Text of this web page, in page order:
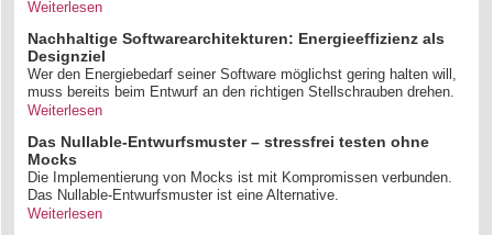
Weiterlesen
Nachhaltige Softwarearchitekturen: Energieeffizienz als
Designziel
Wer den Energiebedarf seiner Software möglichst gering halten will,
muss bereits beim Entwurf an den richtigen Stellschrauben drehen.
Weiterlesen
Das Nullable-Entwurfsmuster – stressfrei testen ohne
Mocks
Die Implementierung von Mocks ist mit Kompromissen verbunden.
Das Nullable-Entwurfsmuster ist eine Alternative.
Weiterlesen